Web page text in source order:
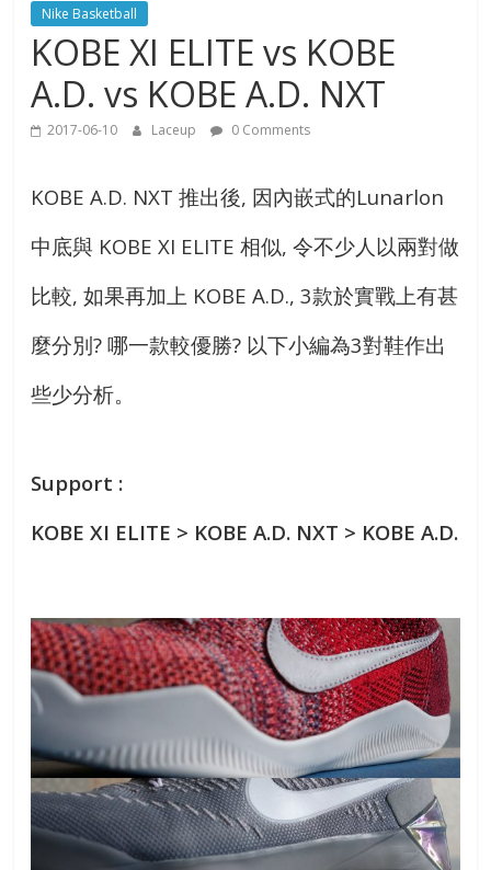
Nike Basketball
KOBE XI ELITE vs KOBE
A.D. vs KOBE A.D. NXT
2017-06-10 Laceup 0 Comments
KOBE A.D. NXT 推出後, 因內嵌式的Lunarlon
中底與 KOBE XI ELITE 相似, 令不少人以兩對做
比較, 如果再加上 KOBE A.D., 3款於實戰上有甚
麼分別? 哪一款較優勝? 以下小編為3對鞋作出
些少分析。
Support :
KOBE XI ELITE > KOBE A.D. NXT > KOBE A.D.